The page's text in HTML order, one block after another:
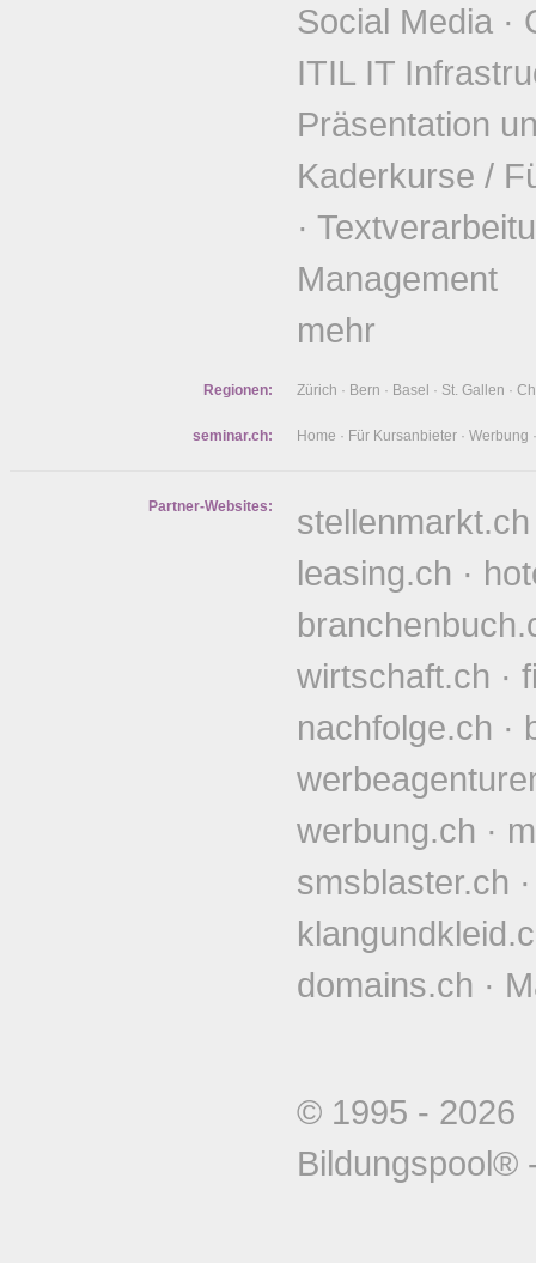
Social Media ·
ITIL IT
Präsentation
Kaderkurse /
·
Management
mehr
Regionen: Zürich · Bern · Basel · St. Gallen ·
seminar.ch: Home · Für Kursanbieter · Werbung
Partner-Websites: stellenmarkt.ch
leasing.ch ·
wirtschaft.ch ·
nachfolge.ch ·
werbung.ch ·
smsblaster.ch
domains.ch ·
© 1995 -
Bildungspool®